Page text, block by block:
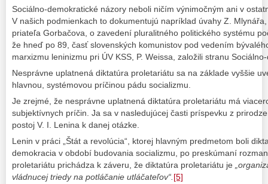
Sociálno-demokratické názory neboli ničím výnimočným ani v
V našich podmienkach to dokumentujú napríklad úvahy Z.
priateľa Gorbačova, o zavedení pluralitného politického systému
že hneď po 89, časť slovenských komunistov pod vedením
marxizmu leninizmu pri ÚV KSS, P. Weissa, založili stranu
Nesprávne uplatnená diktatúra proletariátu sa na základe vyššie
hlavnou, systémovou príčinou pádu socializmu.
Je zrejmé, že nesprávne uplatnená diktatúra proletariátu má
subjektívnych príčin. Ja sa v nasledujúcej časti príspevku z
postoj V. I. Lenina k danej otázke.
Lenin v práci „Štát a revolúcia“, ktorej hlavným predmetom boli
demokracia v období budovania socializmu, po preskúmaní
proletariátu prichádza k záveru, že diktatúra proletariátu je
vládnucej triedy na potláčanie utláčateľov“. [5]